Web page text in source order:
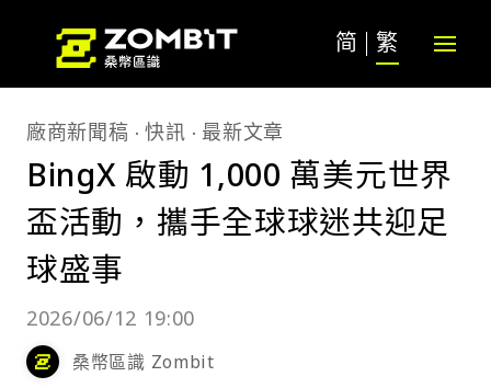
简 繁
廠商新聞稿 快訊 最新文章
BingX 啟動 1,000 萬美元世界
盃活動，攜手全球球迷共迎足
球盛事
2026/06/12 19:00
桑幣區識 Zombit